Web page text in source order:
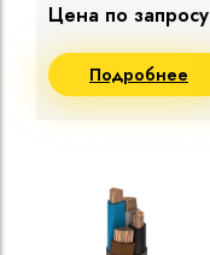
Цена по запросу
Подробнее